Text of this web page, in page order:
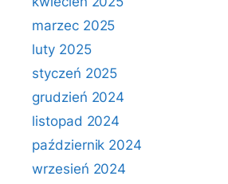
marzec 2025
luty 2025
styczeń 2025
grudzień 2024
listopad 2024
październik 2024
wrzesień 2024